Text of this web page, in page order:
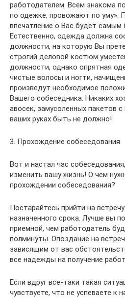
работодателем. Всем знакома
по одежке, провожают по уму».
впечатление о Вас будет самым
Естественно, одежда должна
должности, на которую Вы
строгий деловой костюм
должности, однако опрятная
чистые волосы и ногти,
произведут необходимое
Вашего собеседника. Никаких
авосек, замусоленных пакетов
ваших руках быть не должно!
3. Прохождение собеседования
Вот и настал час
изменить вашу жизнь! О чем
прохождении собеседования?
Постарайтесь прийти на
назначенного срока. Лучше вы
приемной, чем работодатель
полминуты. Опоздание на
зависящим от вас
все надежды на получение
Если вдруг все-таки такая
чувствуете, что не успеваете к